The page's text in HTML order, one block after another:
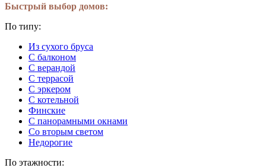
Быстрый выбор домов:
По типу:
Из сухого бруса
С балконом
С верандой
С террасой
С эркером
С котельной
Финские
С панорамными окнами
Со вторым светом
Недорогие
По этажности: